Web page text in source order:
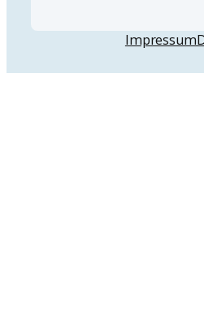
Impressum